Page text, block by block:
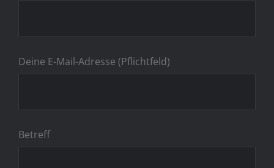
Deine E-Mail-Adresse (Pflichtfeld)
Betreff